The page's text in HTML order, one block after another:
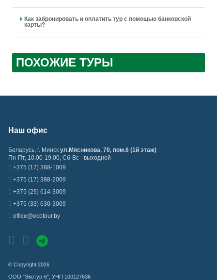
Как забронировать и оплатить тур с помощью банковской
карты?
ПОХОЖИЕ ТУРЫ
Наш офис
Беларусь, г. Минск ул.Мясникова, 70, пом.6 (1й этаж)
Пн-Пт, 10.00-19.00, Сб-Вс - выходной
+375 (17) 388-1009
+375 (17) 388-2009
+375 (29) 614-3009
+375 (33) 630-3009
office@ecotour.by
© Copyright 2026
ООО "Экотур-6", УНП 100127636